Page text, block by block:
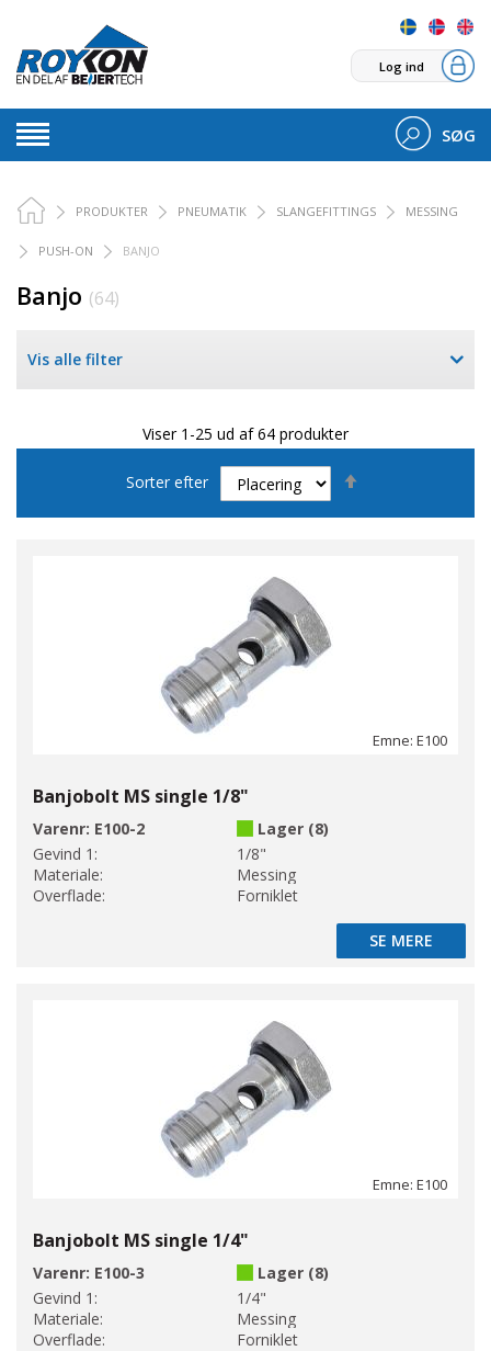
Log ind
SØG
PRODUKTER PNEUMATIK SLANGEFITTINGS MESSING
PUSH-ON BANJO
Banjo (64)
Vis alle filter
Viser 1-25 ud af 64 produkter
Sorter efter
Emne: E100
Banjobolt MS single 1/8"
Varenr: E100-2
Lager (8)
Gevind 1:
1/8"
Materiale:
Messing
Overflade:
Forniklet
SE MERE
SE MERE
Emne: E100
Banjobolt MS single 1/4"
Varenr: E100-3
Lager (8)
Gevind 1:
1/4"
Materiale:
Messing
Overflade:
Forniklet